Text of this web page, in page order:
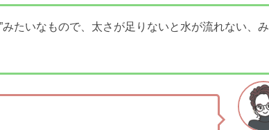
たいなもので、太さが足りないと水が流れない、み